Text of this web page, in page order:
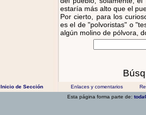
estaría más alto que el
Por cierto, para los
es el de "polvoristas" o
algún molino de pólvora,
Inicio de Sección Enlaces y comentarios
Esta página forma parte de: